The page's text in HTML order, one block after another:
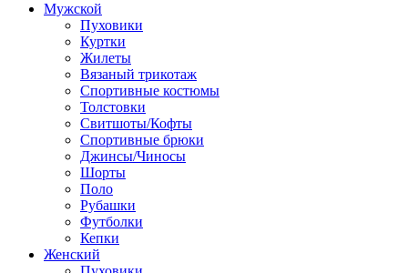
Мужской
Пуховики
Куртки
Жилеты
Вязаный трикотаж
Спортивные костюмы
Толстовки
Свитшоты/Кофты
Спортивные брюки
Джинсы/Чиносы
Шорты
Поло
Рубашки
Футболки
Кепки
Женский